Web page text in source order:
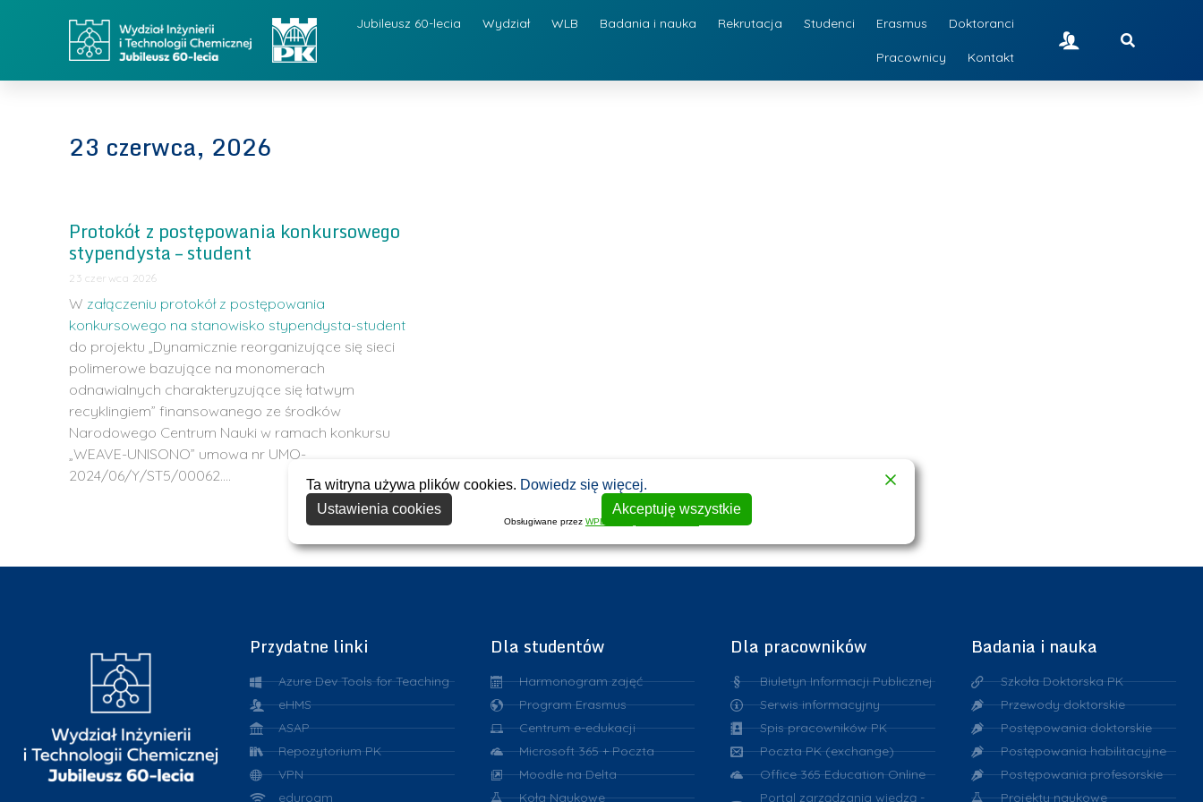
Jubileusz 60-lecia Wydział WLB Badania i nauka Rekrutacja Studenci Erasmus Doktoranci
Pracownicy Kontakt
23 czerwca, 2026
Protokół z postępowania konkursowego
stypendysta – student
23 czerwca 2026
W załączeniu protokół z postępowania
konkursowego na stanowisko stypendysta-student
do projektu „Dynamicznie reorganizujące się sieci
polimerowe bazujące na monomerach
odnawialnych charakteryzujące się łatwym
recyklingiem” finansowanego ze środków
Narodowego Centrum Nauki w ramach konkursu
„WEAVE-UNISONO” umowa nr UMO-
2024/06/Y/ST5/00062.…
Przydatne linki
Azure Dev Tools for Teaching
eHMS
ASAP
Repozytorium PK
VPN
eduroam
Dla studentów
Harmonogram zajęć
Program Erasmus
Centrum e-edukacji
Microsoft 365 + Poczta
Moodle na Delta
Koła Naukowe
Dla pracowników
Biuletyn Informacji Publicznej
Serwis informacyjny
Spis pracowników PK
Poczta PK (exchange)
Office 365 Education Online
Portal zarządzania wiedzą -
Badania i nauka
Szkoła Doktorska PK
Przewody doktorskie
Postępowania doktorskie
Postępowania habilitacyjne
Postępowania profesorskie
Projekty naukowe
Ta witryna używa plików cookies. Dowiedz się więcej.
Ustawienia cookies
Akceptuję wszystkie
Obsługiwane przez WPLP Compliance Platform